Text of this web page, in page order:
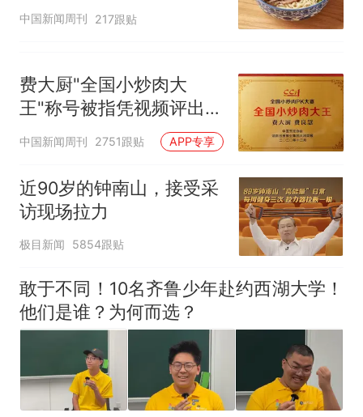
中国新闻周刊 217跟贴
费大厨"全国小炒肉大
王"称号被指凭视频评出
官方回应
中国新闻周刊 2751跟贴 APP专享
近90岁的钟南山，接受采
访现场拉力
极目新闻 5854跟贴
敢于不同！10名齐鲁少年赴约西湖大学！
他们是谁？为何而选？